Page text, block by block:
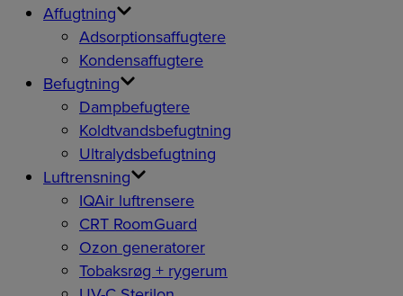
Affugtning
Adsorptionsaffugtere
Kondensaffugtere
Befugtning
Dampbefugtere
Koldtvandsbefugtning
Ultralydsbefugtning
Luftrensning
IQAir luftrensere
CRT RoomGuard
Ozon generatorer
Tobaksrøg + rygerum